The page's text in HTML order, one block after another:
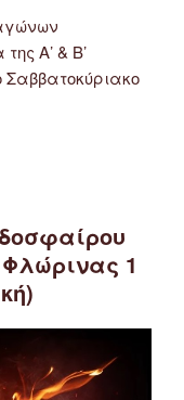
Α’ & Β’
1